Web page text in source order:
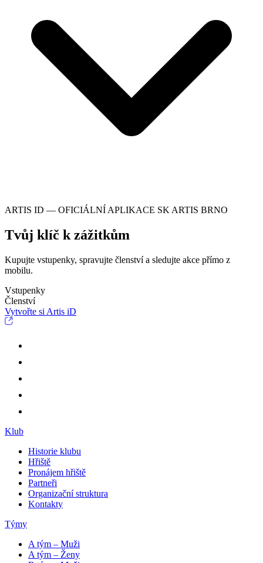
ARTIS ID — OFICIÁLNÍ APLIKACE SK ARTIS BRNO
Tvůj klíč k zážitkům
Kupujte vstupenky, spravujte členství a sledujte akce přímo z
mobilu.
Vstupenky
Členství
Vytvořte si Artis iD
Klub
Historie klubu
Hřiště
Pronájem hřiště
Partneři
Organizační struktura
Kontakty
Týmy
A tým – Muži
A tým – Ženy